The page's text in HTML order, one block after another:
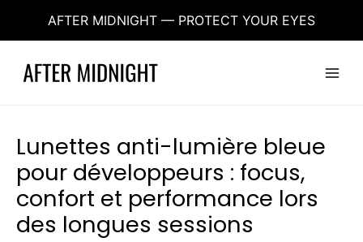
AFTER MIDNIGHT — PROTECT YOUR EYES
contenu
Menu
Lunettes anti-lumière bleue
pour développeurs : focus,
confort et performance lors
des longues sessions